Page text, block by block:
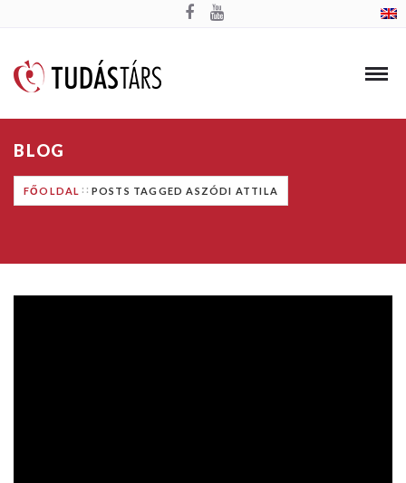
BLOG
FŐOLDAL POSTS TAGGED ASZÓDI ATTILA